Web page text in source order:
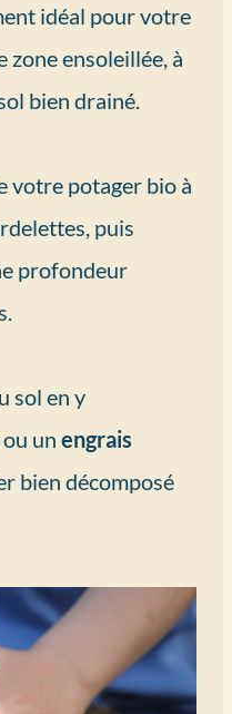
idéal pour votre
zone ensoleillée, à
bien drainé.
votre potager bio à
puis
profondeur
sol en y
un engrais
bien décomposé